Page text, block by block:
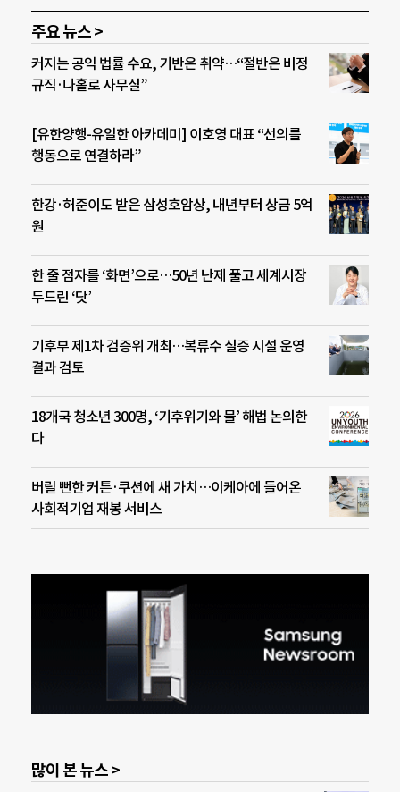
주요 뉴스 >
커지는 공익 법률 수요, 기반은 취약…“절반은 비정
규직·나홀로 사무실”
[유한양행-유일한 아카데미] 이호영 대표 “선의를
행동으로 연결하라”
한강·허준이도 받은 삼성호암상, 내년부터 상금 5억
원
한 줄 점자를 ‘화면’으로…50년 난제 풀고 세계시장
두드린 ‘닷’
기후부 제1차 검증위 개최…복류수 실증 시설 운영
결과 검토
18개국 청소년 300명, ‘기후위기와 물’ 해법 논의한
다
버릴 뻔한 커튼·쿠션에 새 가치…이케아에 들어온
사회적기업 재봉 서비스
많이 본 뉴스 >